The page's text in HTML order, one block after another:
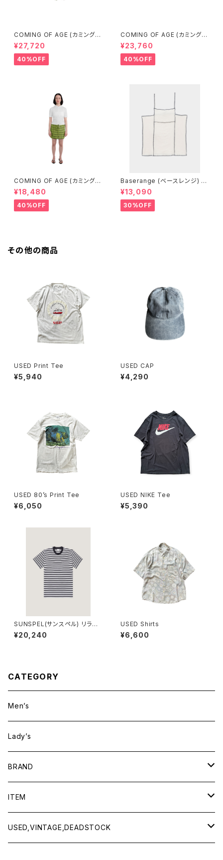
COMING OF AGE (カミングオ
ブエイジ) FLARED SHORTS
（GINGHAM LIME/BLACK）
¥27,720
40%OFF
COMING OF AGE (カミングオ
ブエイジ) DRAWSTRING MID
I SKIRT（GINGHAM LIME/BL
ACK）
¥23,760
40%OFF
COMING OF AGE (カミングオ
ブエイジ) DRAWSTRING MIN
I SKIRT (GINGHAM LIME/BL
ACK）
¥18,480
40%OFF
Baserange (ベースレンジ) S
HOK SQUARE TOP (Off Wh
ite)
¥13,090
30%OFF
その他の商品
USED Print Tee
¥5,940
USED CAP
¥4,290
USED 80’s Print Tee
¥6,050
USED NIKE Tee
¥5,390
SUNSPEL(サンスペル) リラッ
クスフィット（ヘビーウェイト） T
シャツ (White/Navy)
¥20,240
USED Shirts
¥6,600
CATEGORY
Men’s
Lady’s
BRAND
BAICYCLON by bagjack
Baserange
ITEM
Men
USED,VINTAGE,DEADSTOCK